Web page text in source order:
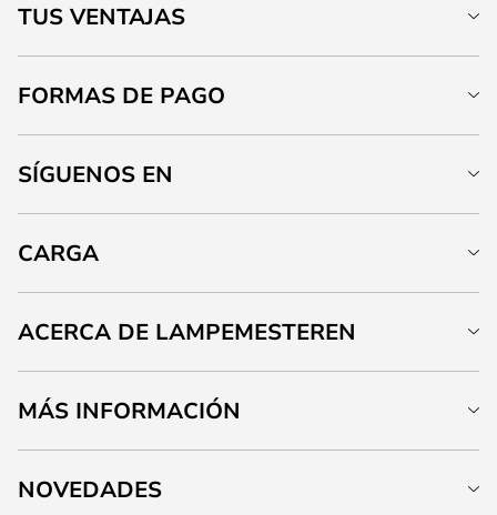
TUS VENTAJAS
FORMAS DE PAGO
SÍGUENOS EN
CARGA
ACERCA DE LAMPEMESTEREN
MÁS INFORMACIÓN
NOVEDADES